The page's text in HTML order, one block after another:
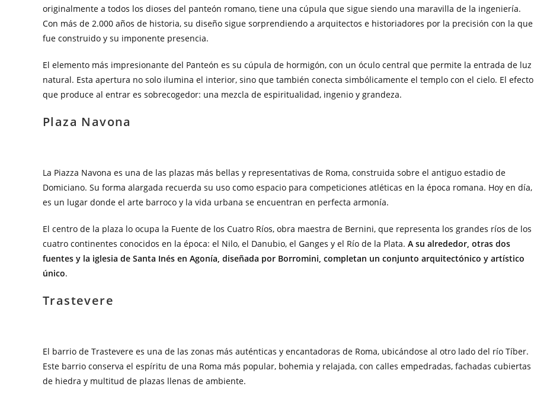
originalmente a todos los dioses del panteón romano, tiene una cúpula que sigue siendo una maravilla de la ingeniería.
Con más de 2.000 años de historia, su diseño sigue sorprendiendo a arquitectos e historiadores por la precisión con la que
fue construido y su imponente presencia.
El elemento más impresionante del Panteón es su cúpula de hormigón, con un óculo central que permite la entrada de luz
natural. Esta apertura no solo ilumina el interior, sino que también conecta simbólicamente el templo con el cielo. El efecto
que produce al entrar es sobrecogedor: una mezcla de espiritualidad, ingenio y grandeza.
Plaza Navona
La Piazza Navona es una de las plazas más bellas y representativas de Roma, construida sobre el antiguo estadio de
Domiciano. Su forma alargada recuerda su uso como espacio para competiciones atléticas en la época romana. Hoy en día,
es un lugar donde el arte barroco y la vida urbana se encuentran en perfecta armonía.
El centro de la plaza lo ocupa la Fuente de los Cuatro Ríos, obra maestra de Bernini, que representa los grandes ríos de los
cuatro continentes conocidos en la época: el Nilo, el Danubio, el Ganges y el Río de la Plata. A su alrededor, otras dos
fuentes y la iglesia de Santa Inés en Agonía, diseñada por Borromini, completan un conjunto arquitectónico y artístico
único.
Trastevere
El barrio de Trastevere es una de las zonas más auténticas y encantadoras de Roma, ubicándose al otro lado del río Tíber.
Este barrio conserva el espíritu de una Roma más popular, bohemia y relajada, con calles empedradas, fachadas cubiertas
de hiedra y multitud de plazas llenas de ambiente.